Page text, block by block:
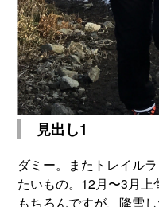
見出し1
ダミー。またトレイル
たいもの。12月〜3月
もちろんですが、降雪